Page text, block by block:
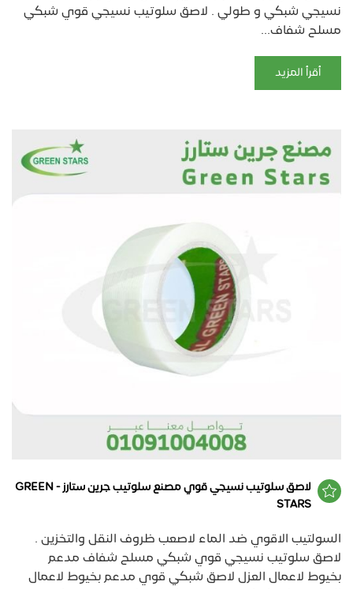
نسيجي شبكي و طولي . لاصق سلوتيب نسيجي قوي شبكي
مسلح شفاف...
أقرأ المزيد
لاصق سلوتيب نسيجي قوي مصنع سلوتيب جرين ستارز - GREEN
STARS
السولتيب الاقوي ضد الماء لاصعب ظروف النقل والتخزين .
لاصق سلوتيب نسيجي قوي شبكي مسلح شفاف مدعم
بخيوط لاعمال العزل لاصق شبكي قوي مدعم بخيوط لاعمال